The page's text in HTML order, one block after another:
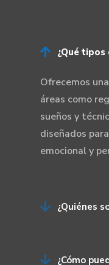
 ¿Qué
Ofrecemos
áreas como
sueños y
diseñados
emocional y
 ¿Quiénes
 ¿Cómo